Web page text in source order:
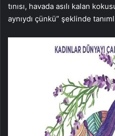
tınısı, havada asılı kalan
aynıydı çünkü” şeklinde